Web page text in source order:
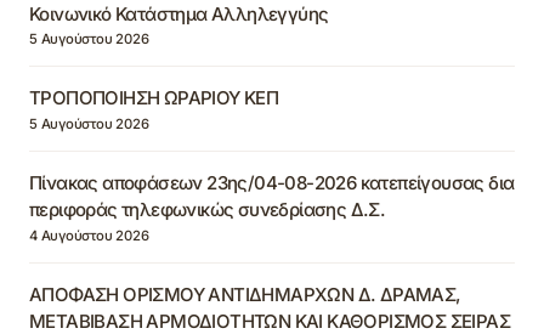
Κοινωνικό Κατάστημα Αλληλεγγύης
5 Αυγούστου 2026
ΤΡΟΠΟΠΟΙΗΣΗ ΩΡΑΡΙΟΥ ΚΕΠ
5 Αυγούστου 2026
Πίνακας αποφάσεων 23ης/04-08-2026 κατεπείγουσας δια
περιφοράς τηλεφωνικώς συνεδρίασης Δ.Σ.
4 Αυγούστου 2026
ΑΠΟΦΑΣΗ ΟΡΙΣΜΟΥ ΑΝΤΙΔΗΜΑΡΧΩΝ Δ. ΔΡΑΜΑΣ,
ΜΕΤΑΒΙΒΑΣΗ ΑΡΜΟΔΙΟΤΗΤΩΝ ΚΑΙ ΚΑΘΟΡΙΣΜΟΣ ΣΕΙΡΑΣ